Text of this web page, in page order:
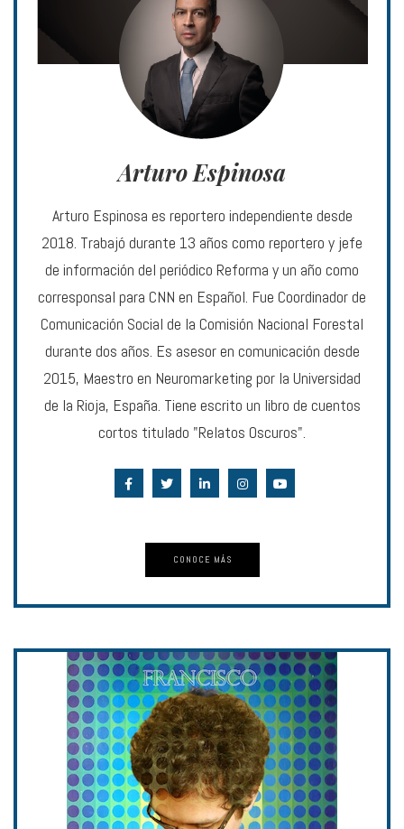
Arturo Espinosa
Arturo Espinosa es reportero independiente desde
2018. Trabajó durante 13 años como reportero y jefe
de información del periódico Reforma y un año como
corresponsal para CNN en Español. Fue Coordinador de
Comunicación Social de la Comisión Nacional Forestal
durante dos años. Es asesor en comunicación desde
2015, Maestro en Neuromarketing por la Universidad
de la Rioja, España. Tiene escrito un libro de cuentos
cortos titulado "Relatos Oscuros".
CONOCE MÁS